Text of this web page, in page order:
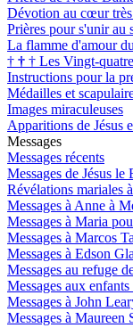
Dévotion au cœur très
Prières pour s'unir au
La flamme d'amour
† † † Les Vingt-
Instructions pour la
Médailles et
Images miraculeuses
Apparitions de Jésus
Messages
Messages récents
Messages de Jésus
Révélations mariales
Messages à Anne à
Messages à Maria
Messages à Marcos
Messages à Edson
Messages au refuge
Messages aux
Messages à John
Messages à